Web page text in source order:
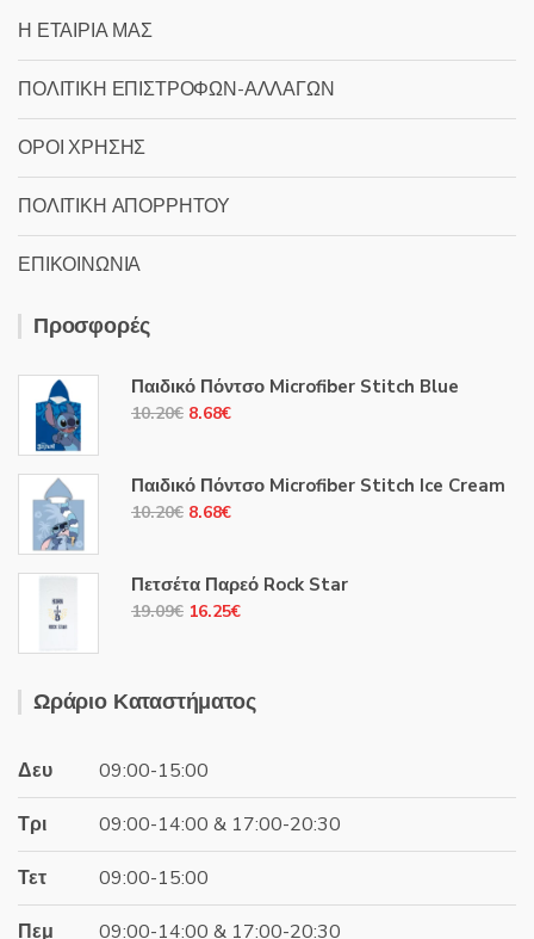
Η ΕΤΑΙΡΙΑ ΜΑΣ
ΠΟΛΙΤΙΚΗ ΕΠΙΣΤΡΟΦΩΝ-ΑΛΛΑΓΩΝ
ΟΡΟΙ ΧΡΗΣΗΣ
ΠΟΛΙΤΙΚΗ ΑΠΟΡΡΗΤΟΥ
ΕΠΙΚΟΙΝΩΝΙΑ
Προσφορές
Παιδικό Πόντσο Microfiber Stitch Blue
10.20€ Original
10.20€.
8.68€Η
είναι:
8.68€.
Παιδικό Πόντσο Microfiber Stitch Ice Cream
10.20€ Original
10.20€.
8.68€Η
είναι:
8.68€.
Πετσέτα Παρεό Rock Star
19.09€ Original
19.09€.
16.25€Η
είναι:
Ωράριο Καταστήματος
Δευ 09:00-15:00
Τρι 09:00-14:00 & 17:00-20:30
Τετ 09:00-15:00
Πεμ 09:00-14:00 & 17:00-20:30